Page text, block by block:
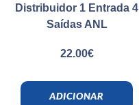
Distribuidor 1 Entrada 4
Saídas ANL
22.00€
ADICIONAR